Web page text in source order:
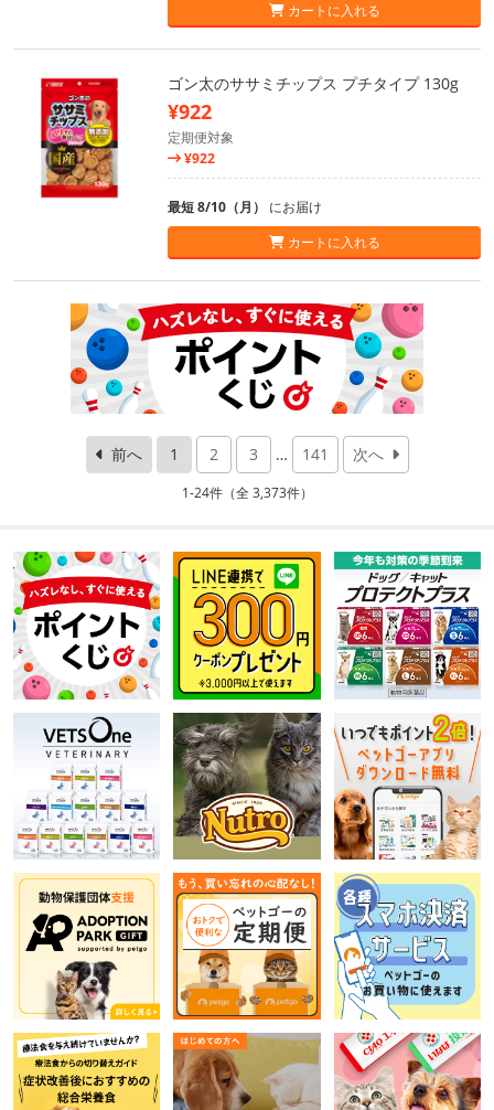
カートに入れる
ゴン太のササミチップス プチタイプ 130g
¥922
定期便対象
¥922
最短 8/10（月） にお届け
カートに入れる
前へ 1 2 3 … 141 次へ
1-24件（全 3,373件）